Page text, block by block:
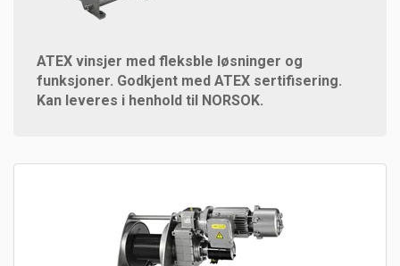
ATEX vinsjer med fleksble løsninger og
funksjoner. Godkjent med ATEX sertifisering.
Kan leveres i henhold til NORSOK.